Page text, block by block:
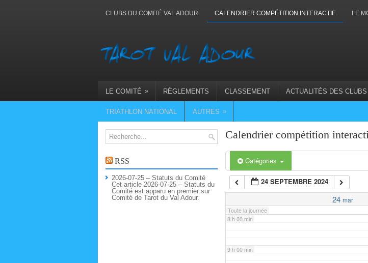
CLUBS DU COMITÉ VAL ADOUR CALENDRIER COMPÉTITION INTERACTIF LE
LE COMITÉ » RÈGLEMENTS CLASSEMENT ACTUALITÉS DES CLUBS
TRIATHLON NATIONAL AUTRES »
Calendrier compétition
Catégories
24 SEPTEMBRE 2024
24 mar
Toute la journée
6 h 00 min
7 h 00 min
8 h 00 min
9 h 00 min
RSS
2026-07-25 – Statuts du Comité
Cet article 2026-07-25 – Statuts du
Comité est apparu en premier sur
Comité de Tarot du Val Adour.